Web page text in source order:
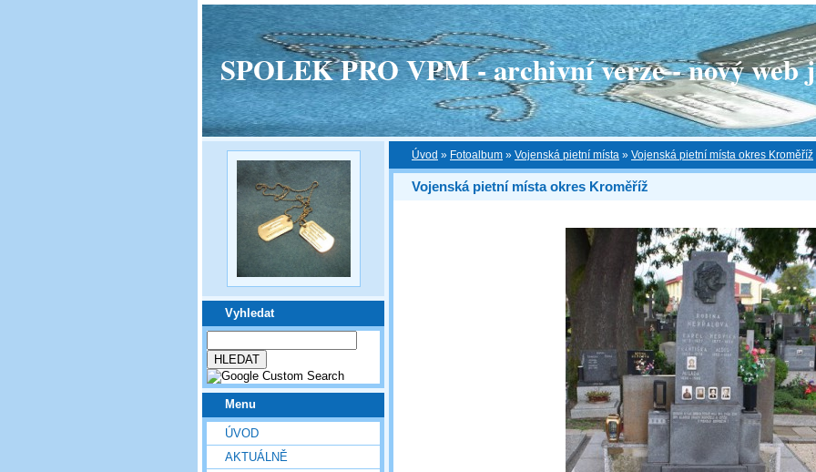
SPOLEK PRO VPM - archivní verze - nový web
Vyhledat
Menu
ÚVOD
AKTUÁLNĚ
Úvod » Fotoalbum » Vojenská pietní místa » Vojenská pietní místa okres Kroměříž
Vojenská pietní místa okres Kroměříž